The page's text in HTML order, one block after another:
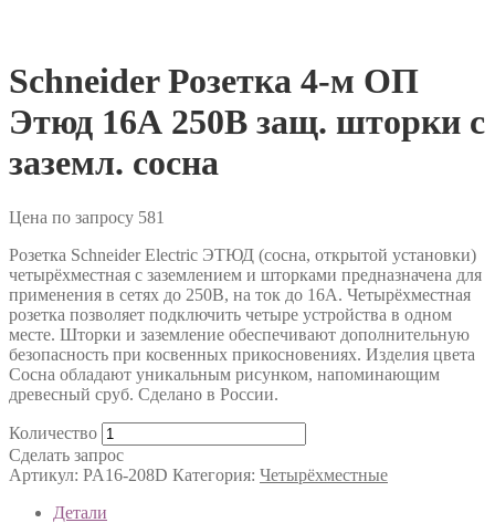
Schneider Розетка 4-м ОП
Этюд 16А 250В защ. шторки с
заземл. сосна
Цена по запросу 581
Розетка Schneider Electric ЭТЮД (сосна, открытой установки)
четырёхместная с заземлением и шторками предназначена для
применения в сетях до 250В, на ток до 16А. Четырёхместная
розетка позволяет подключить четыре устройства в одном
месте. Шторки и заземление обеспечивают дополнительную
безопасность при косвенных прикосновениях. Изделия цвета
Сосна обладают уникальным рисунком, напоминающим
древесный сруб. Сделано в России.
Количество
Сделать запрос
Артикул: PA16-208D Категория: Четырёхместные
Детали